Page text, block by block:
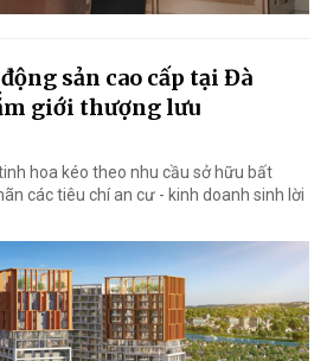
sản cao cấp tại Đà
giới thượng lưu
hoa kéo theo nhu cầu sở hữu bất
các tiêu chí an cư - kinh doanh sinh lời